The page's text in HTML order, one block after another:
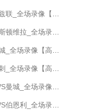
录像【高清回放】
场录像【高清回放】
录像【高清回放】
录像【高清回放】
录像【高清回放】
场录像【高清回放】